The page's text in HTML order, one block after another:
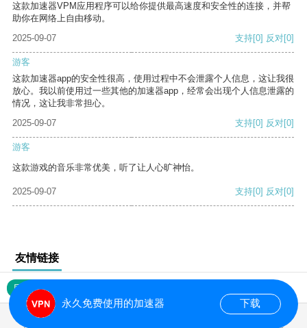
这款加速器VPM应用程序可以给你提供最高速度和安全性的连接，并帮
助你在网络上自由移动。
2025-09-07
支持[0] 反对[0]
游客
这款加速器app的安全性很高，使用过程中不会泄露个人信息，这让我很
放心。我以前使用过一些其他的加速器app，经常会出现个人信息泄露的
情况，这让我非常担心。
2025-09-07
支持[0] 反对[0]
游客
这款游戏的音乐非常优美，听了让人心旷神怡。
2025-09-07 支持[0] 反对[0]
友情链接
网站地图
永久免费使用的加速器 下载